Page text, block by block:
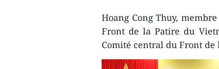
Hoang Cong Thuy,
Front de la Patire du
Comité central du Front de